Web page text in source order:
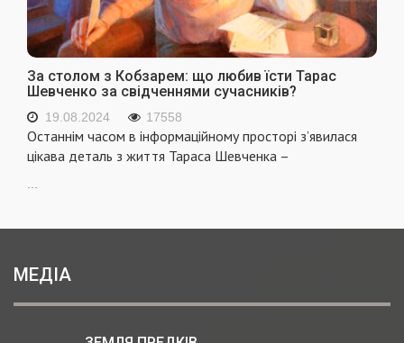
За столом з Кобзарем: що любив їсти Тарас
Шевченко за свідченнями сучасників?
19.08.2024 17558
Останнім часом в інформаційному просторі з’явилася
цікава деталь з життя Тараса Шевченка –
МЕДІА